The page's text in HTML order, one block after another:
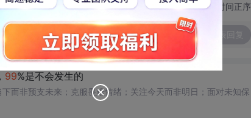
切换为时间正序
， 99%是不会发生的
而非预支未来；克服畏难情绪；关注今天而非明日；面对未知保